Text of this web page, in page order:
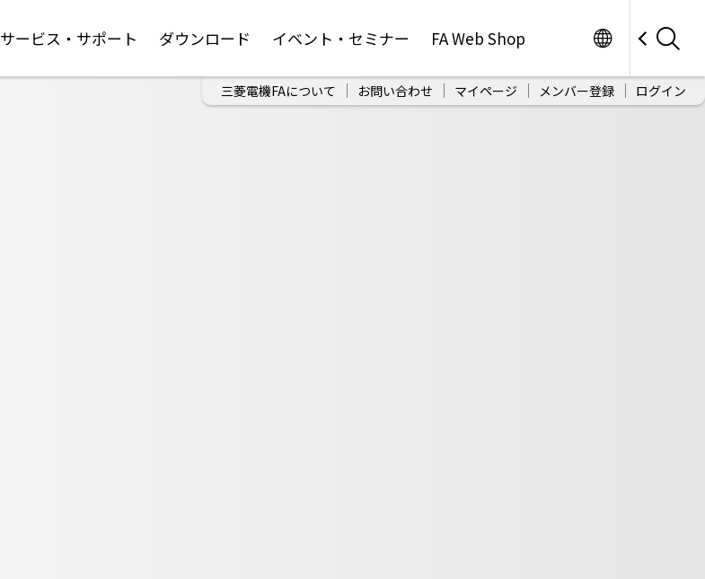
サービス・サポート ダウンロード イベント・セミナー FA Web Shop
三菱電機FAについて お問い合わせ マイページ メンバー登録 ログイン